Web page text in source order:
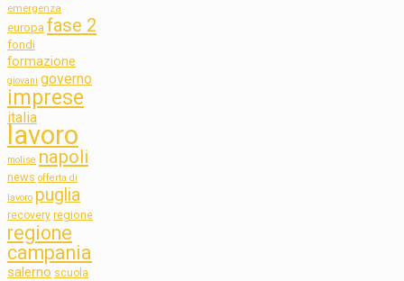
emergenza
europa fase 2
fondi
formazione
giovani governo
imprese
italia
lavoro
molise napoli
news offerta di
lavoro puglia
recovery regione
regione
campania
salerno scuola